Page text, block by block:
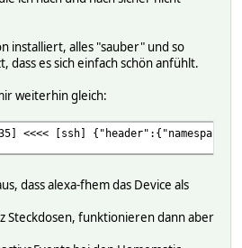
installiert, alles "sauber" und so
dass es sich einfach schön anfühlt.
weiterhin gleich:
<<<< [ssh]
dass alexa-fhem das Device als
Steckdosen, funktionieren dann aber